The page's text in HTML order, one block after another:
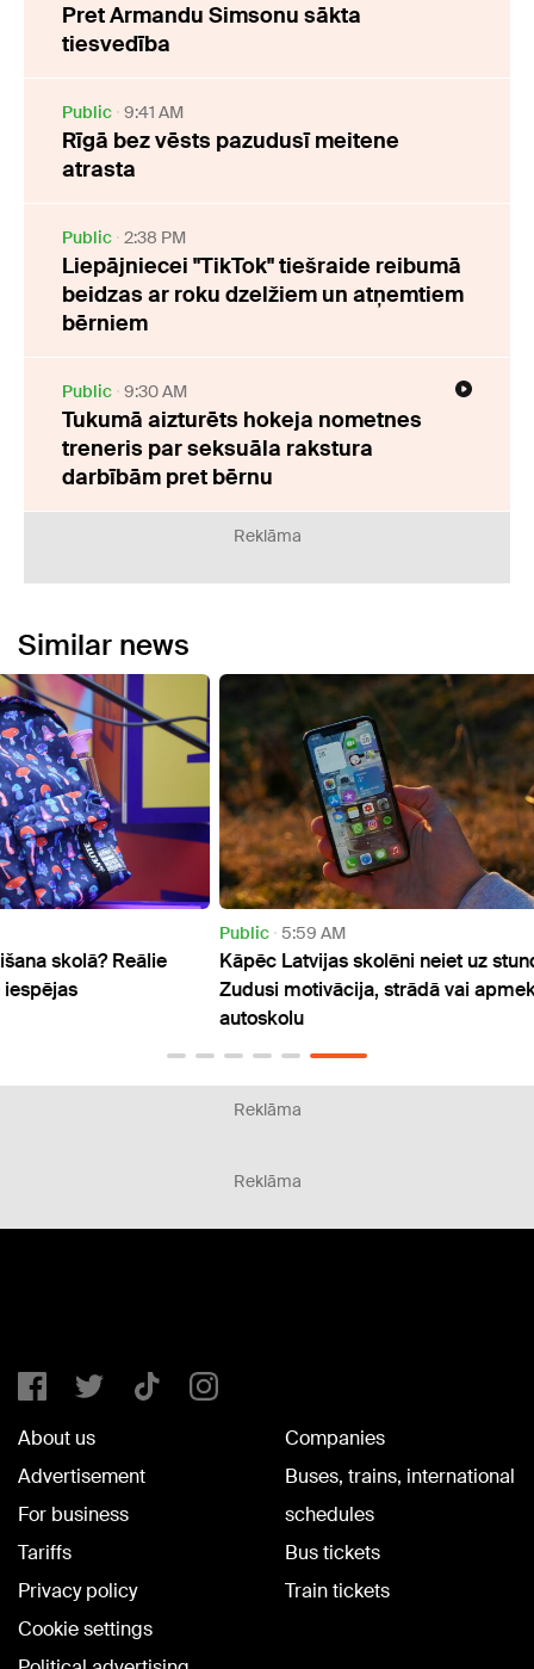
Pret Armandu Simsonu sākta
tiesvedība
Public 9:41 AM
Rīgā bez vēsts pazudusī meitene
atrasta
Public 2:38 PM
Liepājniecei "TikTok" tiešraide reibumā
beidzas ar roku dzelžiem un atņemtiem
bērniem
Public 9:30 AM
Tukumā aizturēts hokeja nometnes
treneris par seksuāla rakstura
darbībām pret bērnu
Reklāma
Similar news
Kāpēc Latvijas skolēni neiet uz stundām?
Zudusi motivācija, strādā vai apmeklē
Pēc
Reklāma
Reklāma
About us
Advertisement
For business
Tariffs
Privacy policy
Cookie settings
Companies
Buses, trains, international
schedules
Bus tickets
Train tickets